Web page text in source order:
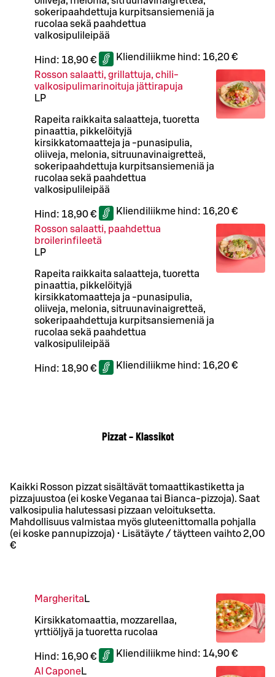
sokeripaahdettuja kurpitsansiemeniä ja
rucolaa sekä paahdettua
valkosipulileipää
Hind: 18,90 € Kliendiliikme hind: 16,20 €
Rosson salaatti, grillattuja, chili-
valkosipulimarinoituja jättirapuja
LP
Rapeita raikkaita salaatteja, tuoretta
pinaattia, pikkelöityjä
kirsikkatomaatteja ja -punasipulia,
oliiveja, melonia, sitruunavinaigretteä,
sokeripaahdettuja kurpitsansiemeniä ja
rucolaa sekä paahdettua
valkosipulileipää
Hind: 18,90 € Kliendiliikme hind: 16,20 €
Rosson salaatti, paahdettua
broilerinfileetä
LP
Rapeita raikkaita salaatteja, tuoretta
pinaattia, pikkelöityjä
kirsikkatomaatteja ja -punasipulia,
oliiveja, melonia, sitruunavinaigretteä,
sokeripaahdettuja kurpitsansiemeniä ja
rucolaa sekä paahdettua
valkosipulileipää
Hind: 18,90 € Kliendiliikme hind: 16,20 €
Pizzat – Klassikot
Kaikki Rosson pizzat sisältävät tomaattikastiketta ja
pizzajuustoa (ei koske Veganaa tai Bianca-pizzoja). Saat
valkosipulia halutessasi pizzaan veloituksetta.
Mahdollisuus valmistaa myös gluteenittomalla pohjalla
(ei koske pannupizzoja) • Lisätäyte / täytteen vaihto 2,00
€
Margherita L
Kirsikkatomaattia, mozzarellaa,
yrttiöljyä ja tuoretta rucolaa
Hind: 16,90 € Kliendiliikme hind: 14,90 €
Al CaponeL